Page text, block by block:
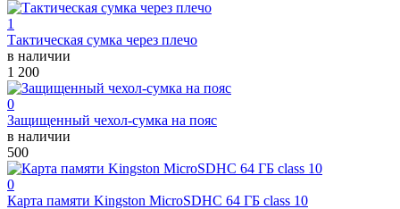
1
Тактическая сумка через плечо
в наличии
1 200
0
Защищенный чехол-сумка на пояс
в наличии
500
0
Карта памяти Kingston MicroSDHC 64 ГБ class 10